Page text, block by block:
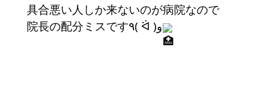
具合悪い人しか来ないのが病院なので
院長の配分ミスです٩( ᐛ )و